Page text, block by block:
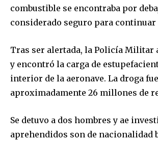
combustible se encontraba por
considerado seguro para continuar
Tras ser alertada, la Policía Militar
y encontró la carga de
interior de la aeronave. La droga
aproximadamente 26 millones de
Se detuvo a dos hombres y ae
aprehendidos son de nacionalidad